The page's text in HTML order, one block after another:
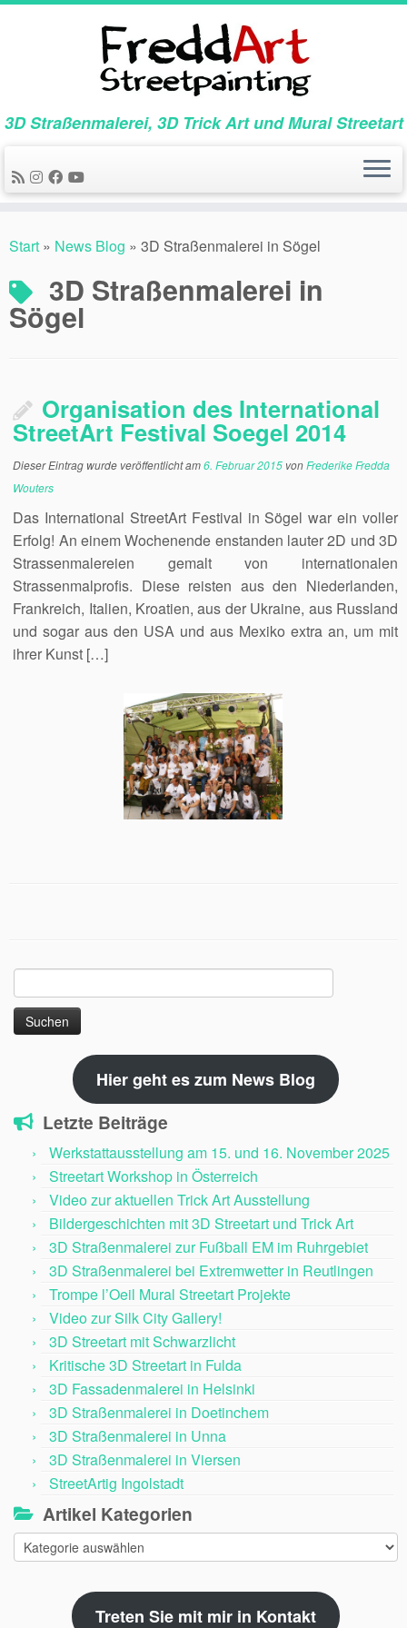
Zum
3D Straßenmalerei, 3D Trick Art und Mural Streetart
Start » News Blog » 3D Straßenmalerei in Sögel
3D Straßenmalerei in
Sögel
Organisation des International
StreetArt Festival Soegel 2014
Dieser Eintrag wurde veröffentlicht am6. Februar 2015 vonFrederike Fredda
Wouters
Das International StreetArt Festival in Sögel war ein voller
Erfolg! An einem Wochenende enstanden lauter 2D und 3D
Strassenmalereien gemalt von internationalen
Strassenmalprofis. Diese reisten aus den Niederlanden,
Frankreich, Italien, Kroatien, aus der Ukraine, aus Russland
und sogar aus den USA und aus Mexiko extra an, um mit
ihrer Kunst […]
nach:
Hier geht es zum News Blog
Letzte Beiträge
Werkstattausstellung am 15. und 16. November 2025
Streetart Workshop in Österreich
Video zur aktuellen Trick Art Ausstellung
Bildergeschichten mit 3D Streetart und Trick Art
3D Straßenmalerei zur Fußball EM im Ruhrgebiet
3D Straßenmalerei bei Extremwetter in Reutlingen
Trompe l’Oeil Mural Streetart Projekte
Video zur Silk City Gallery!
3D Streetart mit Schwarzlicht
Kritische 3D Streetart in Fulda
3D Fassadenmalerei in Helsinki
3D Straßenmalerei in Doetinchem
3D Straßenmalerei in Unna
3D Straßenmalerei in Viersen
StreetArtig Ingolstadt
Artikel Kategorien
Artikel
Kategorien
Treten Sie mit mir in Kontakt